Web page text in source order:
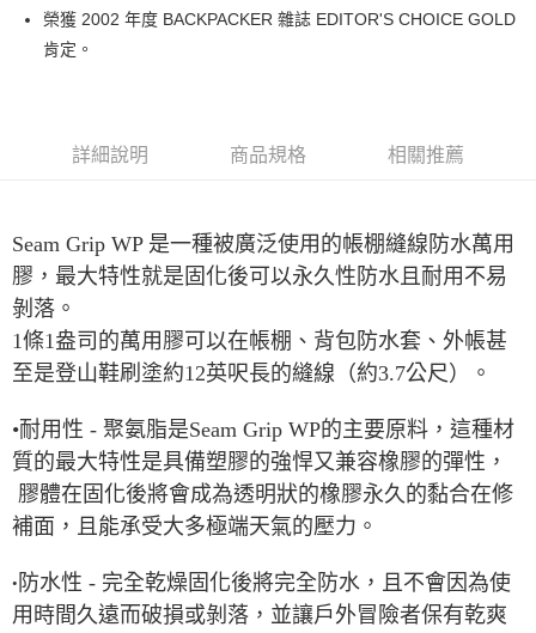
台灣樂天信用卡公司
全家取貨付款
每筆NT$60，滿NT$490(含以上)免運費
付款後7-11取貨
每筆NT$60，滿NT$490(含以上)免運費
宅配
每筆NT$80，滿NT$490(含以上)免運費
每筆NT$80，滿NT$490(含以上)免運費
付款後門市自取
免運費
榮獲 2002 年度 BACKPACKER 雜誌 EDITOR'S CHOICE GOLD
肯定。
詳細說明 商品規格 相關推薦
Seam Grip WP 是一種被廣泛使用的帳棚縫線防水萬用
膠，最大特性就是固化後可以永久性防水且耐用不易
剝落。
1條1盎司的萬用膠可以在帳棚、背包防水套、外帳甚
至是登山鞋刷塗約12英呎長的縫線（約3.7公尺）。
•耐用性 - 聚氨脂是Seam Grip WP的主要原料，這種材
質的最大特性是具備塑膠的強悍又兼容橡膠的彈性，
膠體在固化後將會成為透明狀的橡膠永久的黏合在修
補面，且能承受大多極端天氣的壓力。
• 防水性 - 完全乾燥固化後將完全防水，且不會因為使
用時間久遠而破損或剝落，並讓戶外冒險者保有乾爽